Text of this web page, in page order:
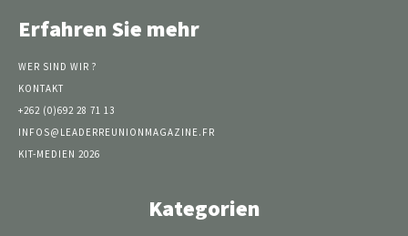
Erfahren Sie mehr
WER SIND WIR ?
KONTAKT
+262 (0)692 28 71 13
INFOS@LEADERREUNIONMAGAZINE.FR
KIT-MEDIEN 2026
Kategorien